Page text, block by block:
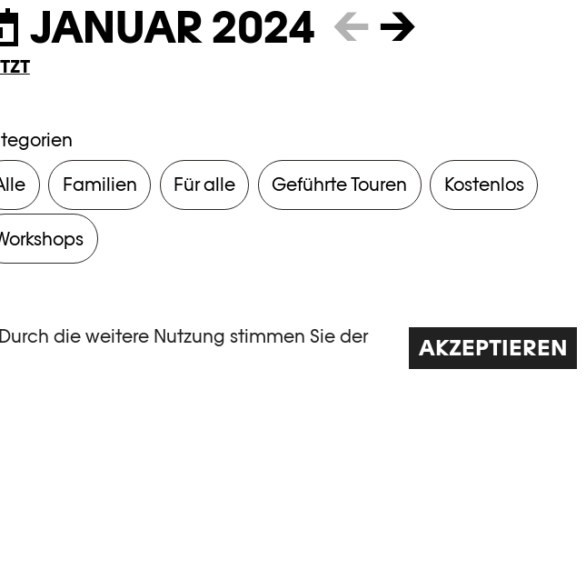
die weitere Nutzung stimmen Sie der
AKZEPTIEREN
JANUAR 2024 ← →
Familien Für alle Geführte Touren Kostenlos